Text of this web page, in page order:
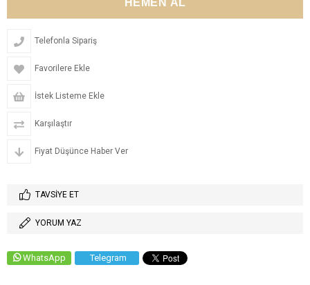
Telefonla Sipariş
Favorilere Ekle
İstek Listeme Ekle
Karşılaştır
Fiyat Düşünce Haber Ver
TAVSIYE ET
YORUM YAZ
WhatsApp Telegram